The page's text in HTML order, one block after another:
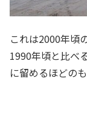
これは2000年頃
1990年頃と比べ
に留めるほどの